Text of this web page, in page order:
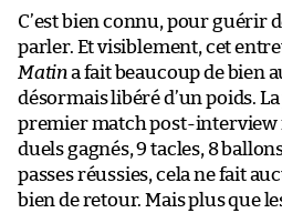
C’est bien connu, pour guérir
parler. Et visiblement, cet
Matina fait beaucoup de bien
désormais libéré d’un poids.
premier match post-interview
duels gagnés, 9 tacles, 8
passes réussies, cela ne fait
bien de retour. Mais plus que